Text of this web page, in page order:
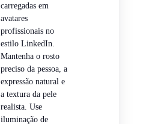
carregadas em
avatares
profissionais no
estilo LinkedIn.
Mantenha o rosto
preciso da pessoa, a
expressão natural e
a textura da pele
realista. Use
iluminação de